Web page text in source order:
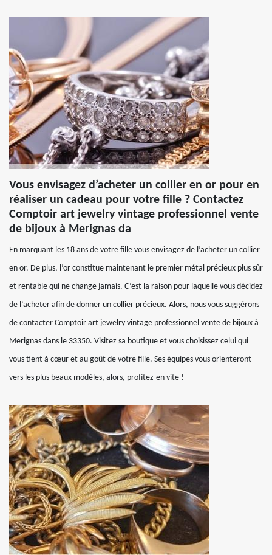
Vous envisagez d’acheter un collier en or pour en
réaliser un cadeau pour votre fille ? Contactez
Comptoir art jewelry vintage professionnel vente
de bijoux à Merignas da
En marquant les 18 ans de votre fille vous envisagez de l’acheter un collier
en or. De plus, l’or constitue maintenant le premier métal précieux plus sûr
et rentable qui ne change jamais. C’est la raison pour laquelle vous décidez
de l’acheter afin de donner un collier précieux. Alors, nous vous suggérons
de contacter Comptoir art jewelry vintage professionnel vente de bijoux à
Merignas dans le 33350. Visitez sa boutique et vous choisissez celui qui
vous tient à cœur et au goût de votre fille. Ses équipes vous orienteront
vers les plus beaux modèles, alors, profitez-en vite !